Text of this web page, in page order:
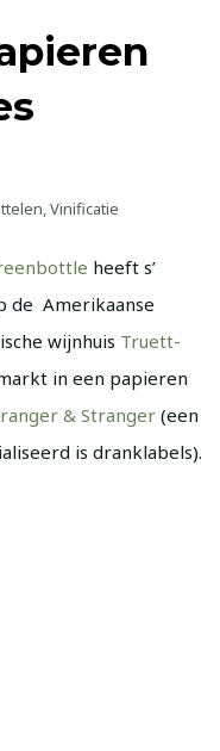
,Vinificatie
heeft s’
de Amerikaanse
wijnhuis Truett-
in een papieren
& Stranger(een
is dranklabels).